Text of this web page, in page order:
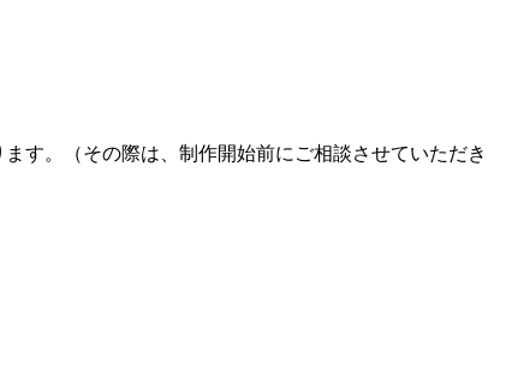
す。（その際は、制作開始前にご相談させていただき